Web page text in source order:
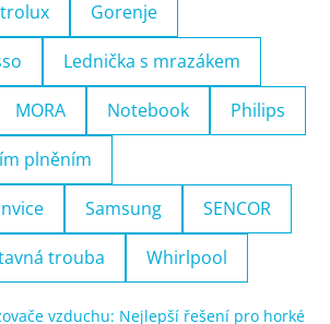
Gorenje
Lednička s mrazákem
MORA Notebook Philips
plněním
Samsung SENCOR
trouba Whirlpool
vzduchu: Nejlepší řešení pro horké